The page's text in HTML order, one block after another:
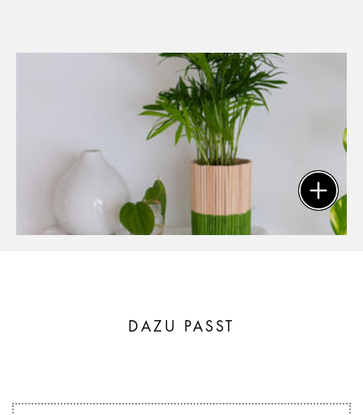
DAZU PASST